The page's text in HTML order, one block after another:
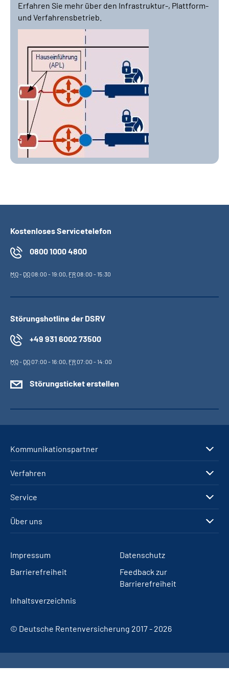
Erfahren Sie mehr über den Infrastruktur-, Plattform-
und Verfahrensbetrieb.
Kostenloses Servicetelefon
0800 1000 4800
MO- DO08:00 - 19:00, FR08:00 - 15:30
Störungshotline der DSRV
+49 931 6002 73500
MO- DO07:00 - 16:00, FR07:00 - 14:00
Störungsticket erstellen
Kommunikationspartner
Verfahren
Service
Über uns
Impressum
Datenschutz
Barrierefreiheit
Feedback zur
Barrierefreiheit
Inhaltsverzeichnis
© Deutsche Rentenversicherung 2017 - 2026